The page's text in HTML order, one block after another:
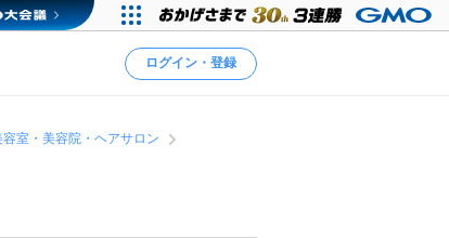
ログイン・登録
室・美容院・ヘアサロン